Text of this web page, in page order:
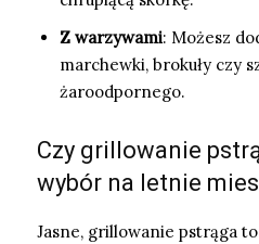
Z warzywami: Możesz
marchewki, brokuły czy
żaroodpornego.
Czy grillowanie
wybór na letnie
Jasne, grillowanie pstrąga